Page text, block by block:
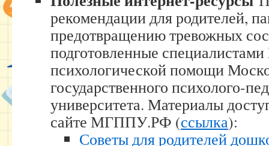
рекомендации для родителей,
предотвращению тревожных
подготовленные
психологической помощи
государственного психолого-
университета. Материалы
сайте МГППУ.РФ (ссылка):
Советы для родителей